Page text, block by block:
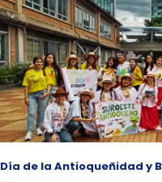
Día de la Antioqueñidad y